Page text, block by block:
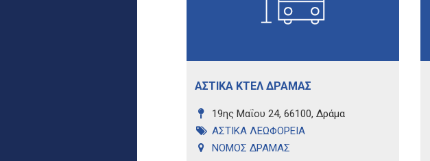
ΑΣΤΙΚΑ ΚΤΕΛ ΔΡΑΜΑΣ
19ης Μαΐου 24, 66100, Δράμα
ΑΣΤΙΚΑ ΛΕΩΦΟΡΕΙΑ
ΝΟΜΟΣ ΔΡΑΜΑΣ